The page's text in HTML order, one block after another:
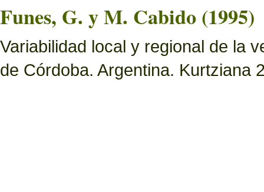
Funes, G. y M. Cabido (1995)
Variabilidad local y regional de la
de Córdoba. Argentina. Kurtziana